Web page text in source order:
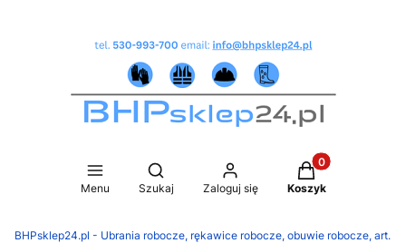
Menu
Otwórz wyszukiwarkę
Szukaj Zaloguj się
Produkty w
Koszyk
BHPsklep24.pl - Ubrania robocze, rękawice robocze, obuwie robocze,